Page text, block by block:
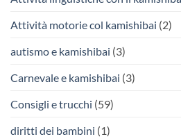
Attività motorie col kamishibai (2)
autismo e kamishibai (3)
Carnevale e kamishibai (3)
Consigli e trucchi (59)
diritti dei bambini (1)